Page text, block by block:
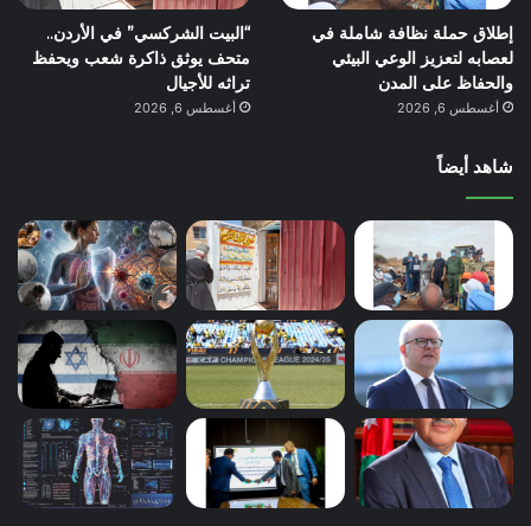
إطلاق حملة نظافة شاملة في
لعصابه لتعزيز الوعي البيئي
والحفاظ على المدن
أغسطس 6, 2026
“البيت الشركسي” في الأردن..
متحف يوثق ذاكرة شعب ويحفظ
تراثه للأجيال
أغسطس 6, 2026
شاهد أيضاً